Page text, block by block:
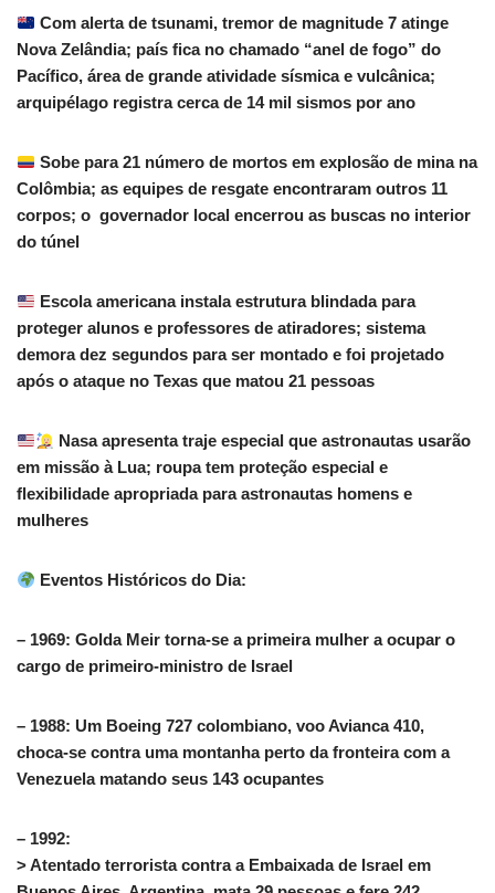
Com alerta de tsunami, tremor de magnitude 7 atinge
Nova Zelândia; país fica no chamado “anel de fogo” do
Pacífico, área de grande atividade sísmica e vulcânica;
arquipélago registra cerca de 14 mil sismos por ano
Sobe para 21 número de mortos em explosão de mina na
Colômbia; as equipes de resgate encontraram outros 11
corpos; o governador local encerrou as buscas no interior
do túnel
Escola americana instala estrutura blindada para
proteger alunos e professores de atiradores; sistema
demora dez segundos para ser montado e foi projetado
após o ataque no Texas que matou 21 pessoas
Nasa apresenta traje especial que astronautas usarão
em missão à Lua; roupa tem proteção especial e
flexibilidade apropriada para astronautas homens e
mulheres
Eventos Históricos do Dia:
– 1969: Golda Meir torna-se a primeira mulher a ocupar o
cargo de primeiro-ministro de Israel
– 1988: Um Boeing 727 colombiano, voo Avianca 410,
choca-se contra uma montanha perto da fronteira com a
Venezuela matando seus 143 ocupantes
– 1992:
> Atentado terrorista contra a Embaixada de Israel em